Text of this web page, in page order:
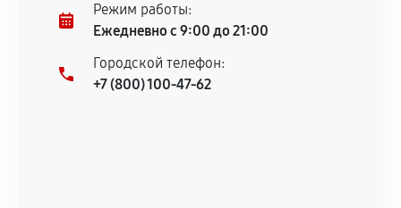
Режим работы:
Ежедневно с 9:00 до 21:00
Городской телефон:
+7 (800) 100-47-62